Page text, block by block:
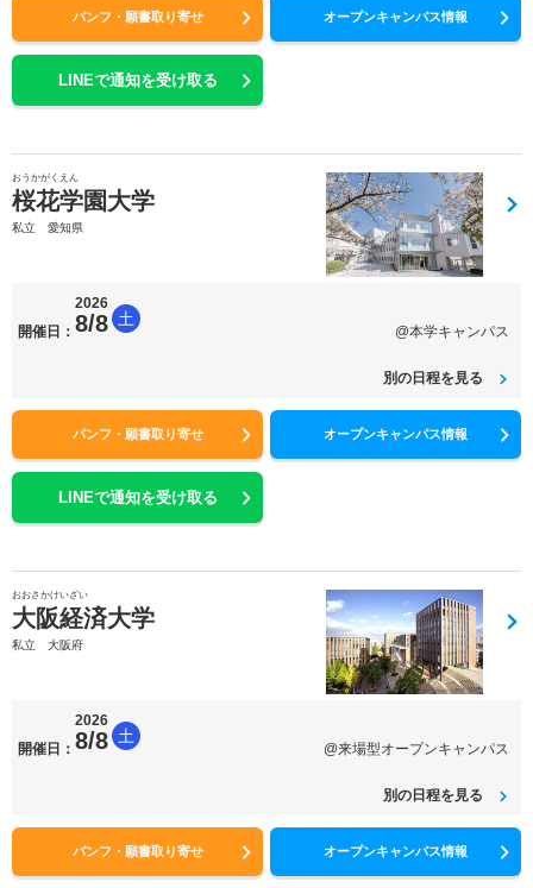
パンフ・願書取り寄せ オープンキャンパス情報
LINEで通知を受け取る
おうかがくえん
桜花学園大学
私立 愛知県
開催日：
2026
8/8 土
@本学キャンパス
別の日程を見る
パンフ・願書取り寄せ オープンキャンパス情報
LINEで通知を受け取る
おおさかけいざい
大阪経済大学
私立 大阪府
開催日：
2026
8/8 土
@来場型オープンキャンパス
別の日程を見る
パンフ・願書取り寄せ オープンキャンパス情報